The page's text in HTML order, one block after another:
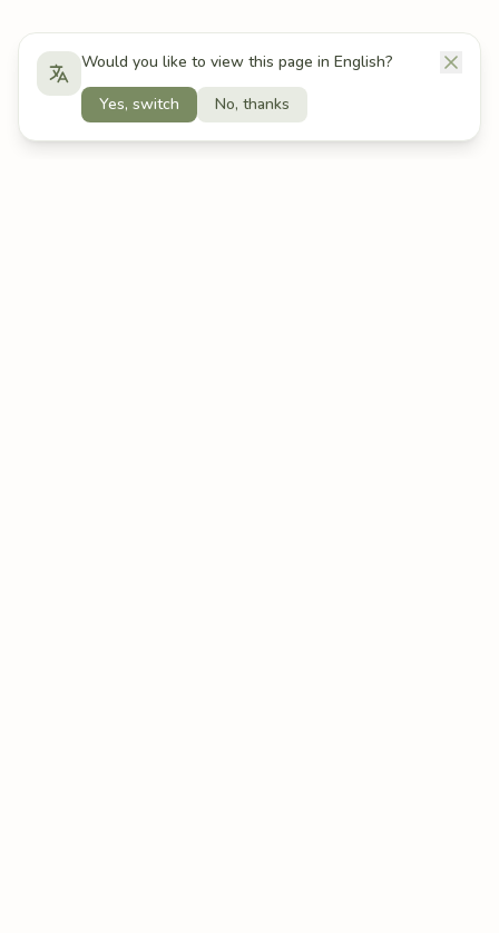
Would you like to view this page in English?
Yes, switch
No, thanks